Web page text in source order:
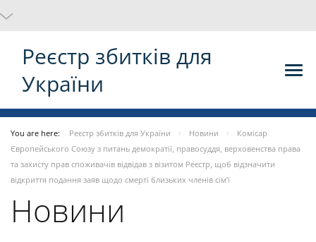
Реєстр збитків для
України
You are here: Реєстр збитків для України Новини
Комісар
Європейського Союзу з питань демократії, правосуддя, верховенства права
та захисту прав споживачів відвідав з візитом Реєстр, щоб відзначити
відкриття подання заяв щодо смерті близьких членів сім’ї
Новини